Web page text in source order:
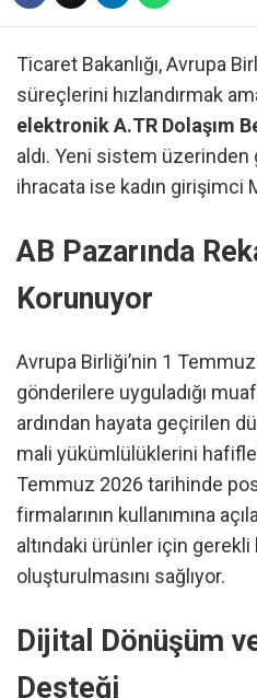
Ticaret Bakanlığı, Avrupa
süreçlerini hızlandırmak
elektronik A.TR Dolaşım
aldı. Yeni sistem
ihracata ise kadın girişimci
AB Pazarında
Korunuyor
Avrupa Birliği’nin 1
gönderilere uyguladığı
ardından hayata geçirilen
mali yükümlülüklerini
Temmuz 2026 tarihinde
firmalarının kullanımına
altındaki ürünler için
oluşturulmasını sağlıyor.
Dijital Dönüşüm
Desteği